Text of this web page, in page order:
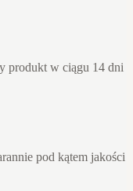
produkt w ciągu 14 dni
pod kątem jakości